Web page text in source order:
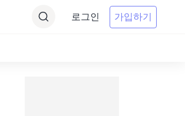
로그인 가입하기